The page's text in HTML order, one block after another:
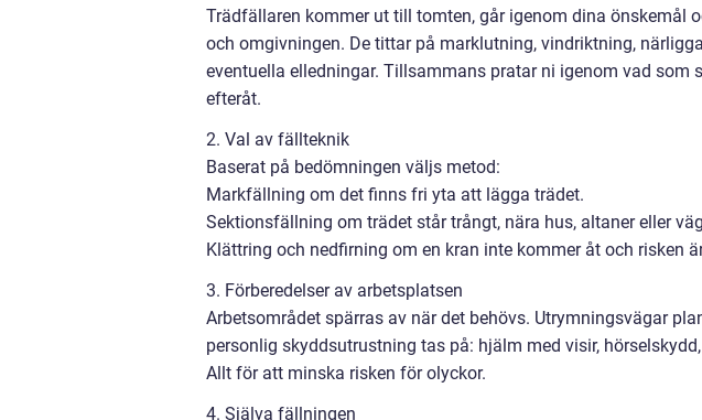
Trädfällaren kommer ut till tomten, går igenom dina önskemål
och omgivningen. De tittar på marklutning, vindriktning,
eventuella elledningar. Tillsammans pratar ni igenom vad som
efteråt.
2. Val av fällteknik
Baserat på bedömningen väljs metod:
Markfällning om det finns fri yta att lägga trädet.
Sektionsfällning om trädet står trångt, nära hus, altaner eller
Klättring och nedfirning om en kran inte kommer åt och risken
3. Förberedelser av arbetsplatsen
Arbetsområdet spärras av när det behövs. Utrymningsvägar
personlig skyddsutrustning tas på: hjälm med visir,
Allt för att minska risken för olyckor.
4. Själva fällningen